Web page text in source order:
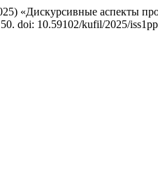
«Дискурсивные аспекты
doi: 10.59102/kufil/2025/